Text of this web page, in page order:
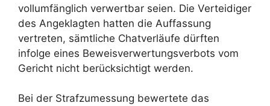
vollumfänglich verwertbar seien. Die Verteidiger
des Angeklagten hatten die Auffassung
vertreten, sämtliche Chatverläufe dürften
infolge eines Beweisverwertungsverbots vom
Gericht nicht berücksichtigt werden.
Bei der Strafzumessung bewertete das